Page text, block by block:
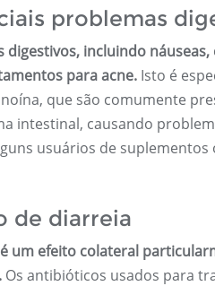
problemas
digestivos, incluindo
para acne. Isto é
que são comumente
intestinal, causando
usuários de
de diarreia
um efeito colateral
Os antibióticos usados ​​​​para